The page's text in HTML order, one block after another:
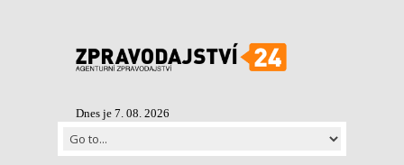
Dnes je 7. 08. 2026